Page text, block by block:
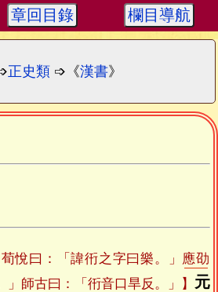
章回目錄 欄目導航
正史類 ➩《漢書》
荀悅曰：「諱衎之字曰樂。」 應劭
師古曰：「衎音口旱反。」】 元